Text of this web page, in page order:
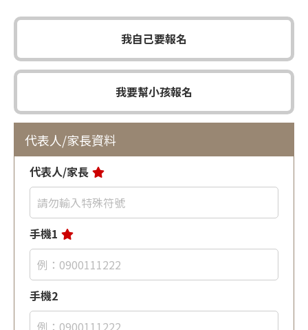
我自己要報名
我要幫小孩報名
代表人/家長資料
代表人/家長
手機1
手機2